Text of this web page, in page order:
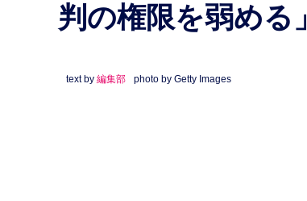
判の権限を弱める」
text by 編集部 photo by Getty Images